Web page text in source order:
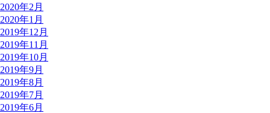
2020年2月
2020年1月
2019年12月
2019年11月
2019年10月
2019年9月
2019年8月
2019年7月
2019年6月